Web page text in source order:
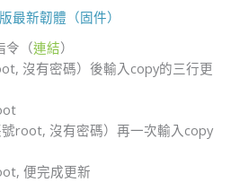
最新韌體（固件）
令（連結）
沒有密碼）後輸入copy的三行更
root, 沒有密碼）再一次輸入copy
便完成更新